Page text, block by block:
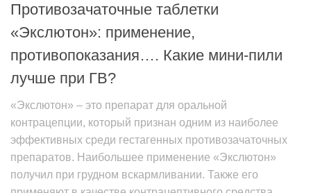
Противозачаточные таблетки
«Экслютон»: применение,
противопоказания…. Какие мини-пили
лучше при ГВ?
«Экслютон» – это препарат для оральной
контрацепции, который признан одним из наиболее
эффективных среди гестагенных противозачаточных
препаратов. Наибольшее применение «Экслютон»
получил при грудном вскармливании. Также его